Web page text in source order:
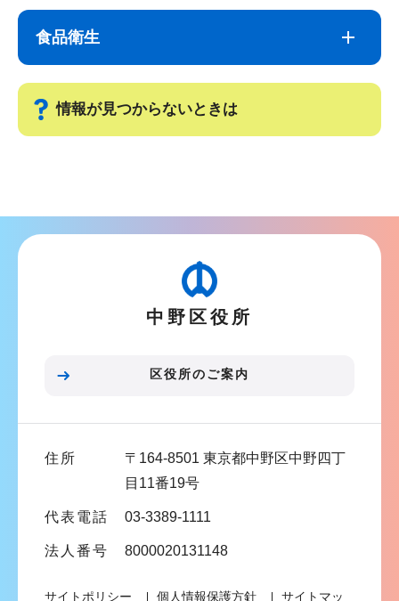
こ
で
食品衛生
情報が見つからないときは
ナ
ビ
中野区役所
区役所のご案内
住所
〒164-8501 東京都中野区中野四丁
目11番19号
代表電話 03-3389-1111
法人番号 8000020131148
サイトポリシー 個人情報保護方針 サイトマッ